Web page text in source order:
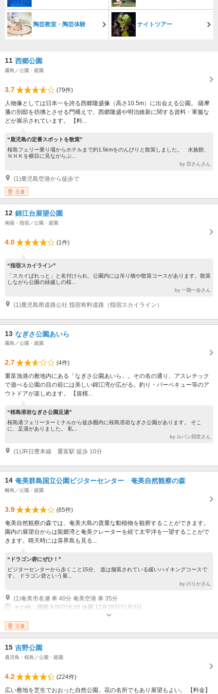
陶芸教室・陶芸体験 ナイトツアー
11 西郷公園
霧島／公園・庭園
3.7
(79件)
人物像としては日本一を誇る西郷隆盛像（高さ10.5m）に出会える公園。 薩摩
藩の別邸を彷彿とさせる門構えで、西郷隆盛や明治維新に関する資料・軍服な
どが展示されています。 【料...
“鹿児島の定番スポットを散策”
桜島フェリー乗り場からホテルまで約1.5kmをのんびりと散策しました。 水族館、
ＮＨＫを横目に見ながらぶ...
by 宗さんさん
(1)鹿児島空港から徒歩で
王道
12 錦江台展望公園
南薩・指宿／公園・庭園
4.0 (1件)
“指宿スカイライン”
「スカイぱれっと」と名付けられ、公園内には吊り橋や散策コースがあります。散策
しながら公園の緑越しの桜...
by 一期一会さん
(1)鹿児島県道路公社 指宿有料道路（指宿スカイライン）
13 なぎさ公園あいら
霧島／公園・庭園
2.7
(4件)
重富漁港の敷地内にある「なぎさ公園あいら」。その名の通り、アスレチック
で遊べる公園の目の前には美しい錦江湾が広がる。釣り・バーベキュー等のア
ウトドアが楽しめます。 【規模...
“桜島溶岩なぎさ公園足湯”
桜島港フェリーターミナルから徒歩圏内に桜島溶岩なぎさ公園があります。 そこ
に、足湯がありました。 私...
by ルパン四世さん
(1)JR日豊本線 重富駅 徒歩 10分
14 奄美群島国立公園ビジターセンター 奄美自然観察の森
離島／公園・庭園
3.9
(65件)
奄美自然観察の森では、奄美大島の貴重な動植物を観察することができます。
園内の展望台からは龍郷湾と奄美クレーターを経て太平洋を一望することがで
きます。晴天時には喜界島も見る...
“ドラゴン砦にぜひ！”
ビジターセンターから歩くこと15分、 道は舗装されている緩いハイキングコースで
す。 ドラゴン砦という展...
by のりかさん
(1)奄美市名瀬 車 40分 奄美空港 車 35分
その他：開園 9:00?16:00 休園 12月28日?1月3日
王道
15 吉野公園
鹿児島・桜島／公園・庭園
4.2
(224件)
広い敷地を芝生でおおった自然公園。花の名所でもあり展望もよい。 【料金】